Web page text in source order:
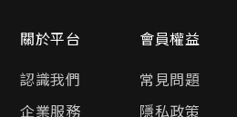
關於平台
認識我們
企業服務
會員權益
常見問題
隱私政策